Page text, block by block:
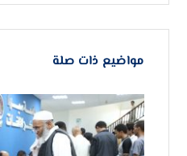
مواضيع ذات صلة